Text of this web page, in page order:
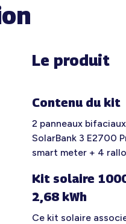
Le produit
Contenu du kit
2 panneaux
SolarBank 3 E2700
smart meter + 4
Kit solaire
2,68 kWh
Ce kit solaire